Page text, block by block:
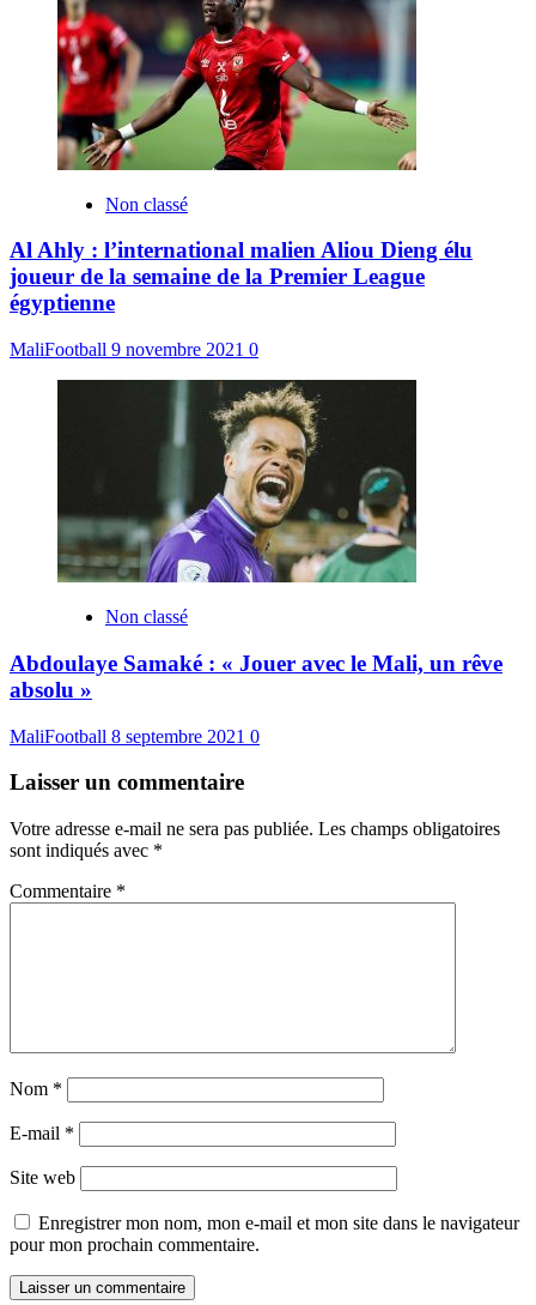
Non classé
Al Ahly : l’international malien Aliou Dieng élu
joueur de la semaine de la Premier League
égyptienne
MaliFootball 9 novembre 2021 0
Non classé
Abdoulaye Samaké : « Jouer avec le Mali, un rêve
absolu »
MaliFootball 8 septembre 2021 0
Laisser un commentaire
Votre adresse e-mail ne sera pas publiée. Les champs obligatoires
sont indiqués avec *
Commentaire *
Nom *
E-mail *
Site web
Enregistrer mon nom, mon e-mail et mon site dans le navigateur
pour mon prochain commentaire.